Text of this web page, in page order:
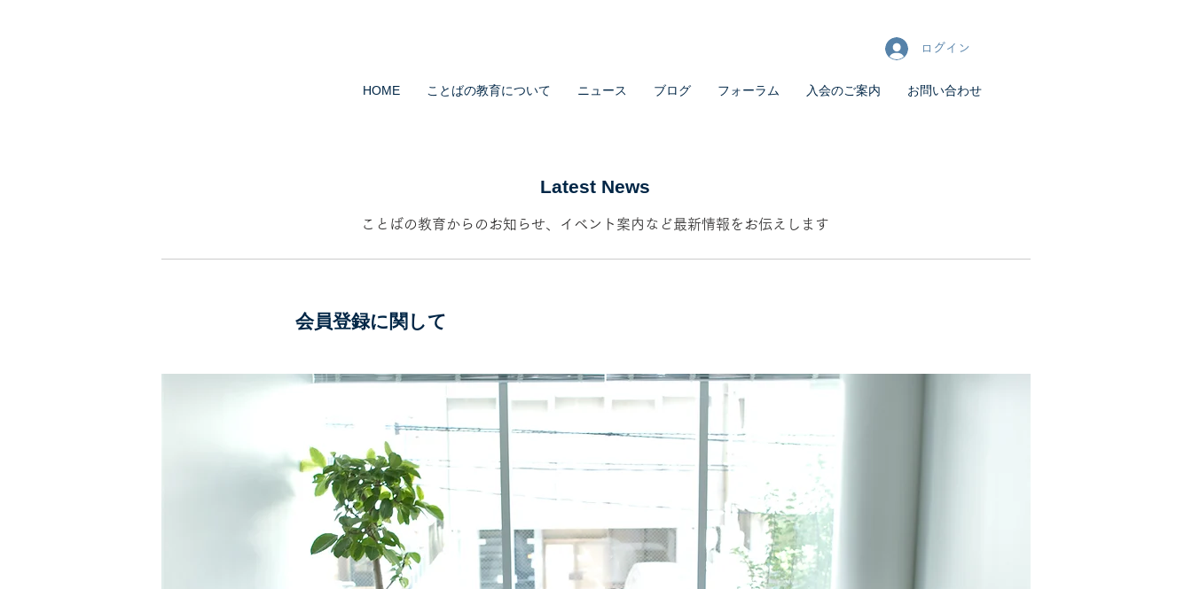
ログイン
HOME ことばの教育について ニュース ブログ フォーラム 入会のご案内 お問い合わせ
Latest News
ことばの教育からのお知らせ、イベント案内など最新情報をお伝えします
会員登録に関して